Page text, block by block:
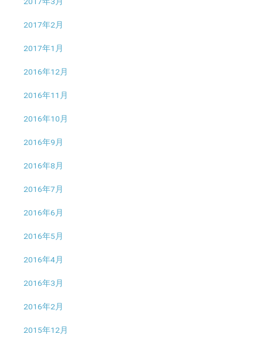
2017年2月
2017年1月
2016年12月
2016年11月
2016年10月
2016年9月
2016年8月
2016年7月
2016年6月
2016年5月
2016年4月
2016年3月
2016年2月
2015年12月